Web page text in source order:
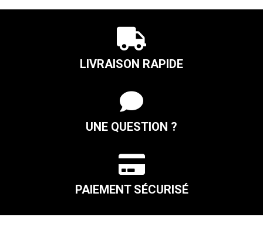
bio

LIVRAISON RAPIDE

UNE QUESTION ?

PAIEMENT SÉCURISÉ